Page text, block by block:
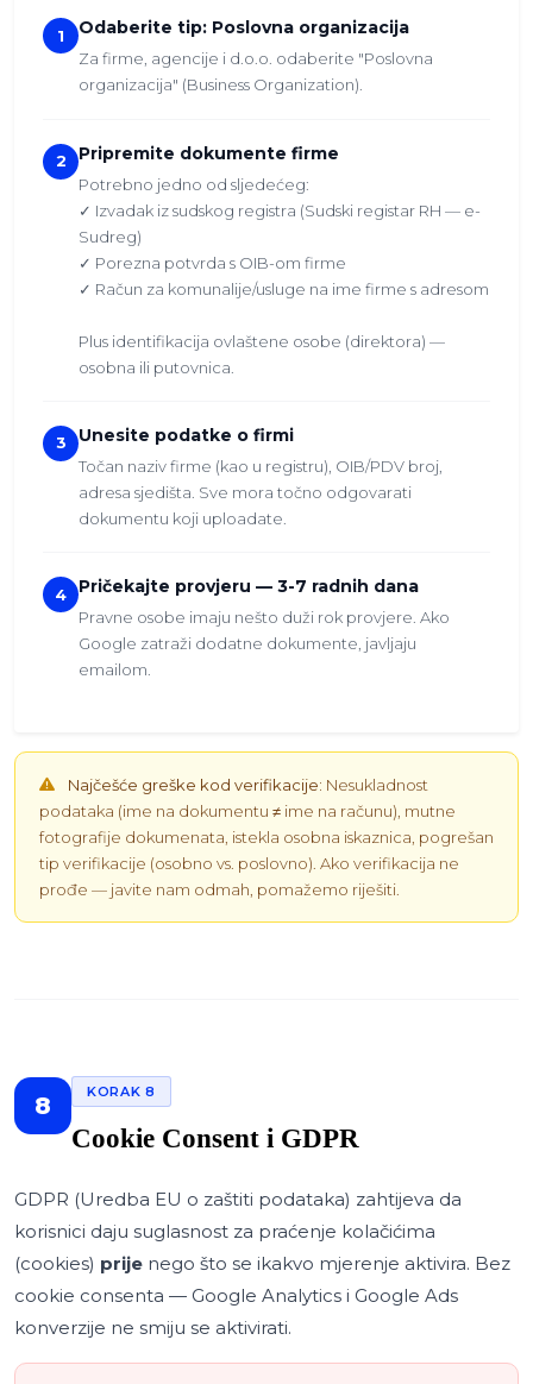
1 Odaberite tip: Poslovna organizacija
Za firme, agencije i d.o.o. odaberite "Poslovna
organizacija" (Business Organization).
2 Pripremite dokumente firme
Potrebno jedno od sljedećeg:
✓ Izvadak iz sudskog registra (Sudski registar RH — e-
Sudreg)
✓ Porezna potvrda s OIB-om firme
✓ Račun za komunalije/usluge na ime firme s adresom
Plus identifikacija ovlaštene osobe (direktora) —
osobna ili putovnica.
3 Unesite podatke o firmi
Točan naziv firme (kao u registru), OIB/PDV broj,
adresa sjedišta. Sve mora točno odgovarati
dokumentu koji uploadate.
4 Pričekajte provjeru — 3-7 radnih dana
Pravne osobe imaju nešto duži rok provjere. Ako
Google zatraži dodatne dokumente, javljaju
emailom.
Najčešće greške kod verifikacije: Nesukladnost
podataka (ime na dokumentu ≠ ime na računu), mutne
fotografije dokumenata, istekla osobna iskaznica, pogrešan
tip verifikacije (osobno vs. poslovno). Ako verifikacija ne
prođe — javite nam odmah, pomažemo riješiti.
8 KORAK 8
Cookie Consent i GDPR
GDPR (Uredba EU o zaštiti podataka) zahtijeva da
korisnici daju suglasnost za praćenje kolačićima
(cookies) prije nego što se ikakvo mjerenje aktivira. Bez
cookie consenta — Google Analytics i Google Ads
konverzije ne smiju se aktivirati.